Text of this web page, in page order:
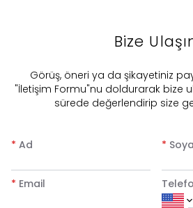
Bize
​Görüş, öneri ya da şikayetiniz
"İletişim Formu"nu doldurarak bize
sürede değerlendirip size
* Ad *
* Email